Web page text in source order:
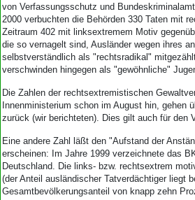
von Verfassungsschutz und
2000 verbuchten die Behörden 330 Taten mit
Zeitraum 402 mit linksextremem Motiv
die so vernagelt sind, Ausländer wegen ihres
selbstverständlich als "rechtsradikal"
verschwinden hingegen als "gewöhnliche"
Die Zahlen der rechtsextremistischen
Innenministerium schon im August hin, gehen
zurück (wir berichteten). Dies gilt auch für den
Eine andere Zahl läßt den "Aufstand der
erscheinen: Im Jahre 1999 verzeichnete das
Deutschland. Die links- bzw. rechtsextrem
(der Anteil ausländischer Tatverdächtiger liegt
Gesamtbevölkerungsanteil von knapp zehn